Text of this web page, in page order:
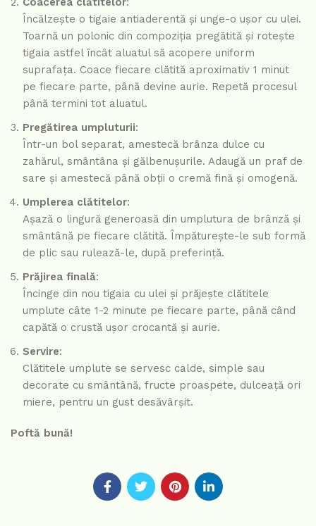
Încălzește o tigaie antiaderentă și unge-o ușor cu ulei.
Toarnă un polonic din compoziția pregătită și rotește
tigaia astfel încât aluatul să acopere uniform
suprafața. Coace fiecare clătită aproximativ 1 minut
pe fiecare parte, până devine aurie. Repetă procesul
până termini tot aluatul.
Pregătirea umpluturii:
Într-un bol separat, amestecă brânza dulce cu
zahărul, smântâna și gălbenușurile. Adaugă un praf de
sare și amestecă până obții o cremă fină și omogenă.
Umplerea clătitelor:
Așază o lingură generoasă din umplutura de brânză și
smântână pe fiecare clătită. Împăturește-le sub formă
de plic sau rulează-le, după preferință.
Prăjirea finală:
Încinge din nou tigaia cu ulei și prăjește clătitele
umplute câte 1-2 minute pe fiecare parte, până când
capătă o crustă ușor crocantă și aurie.
Servire:
Clătitele umplute se servesc calde, simple sau
decorate cu smântână, fructe proaspete, dulceață ori
miere, pentru un gust desăvârșit.
Poftă bună!